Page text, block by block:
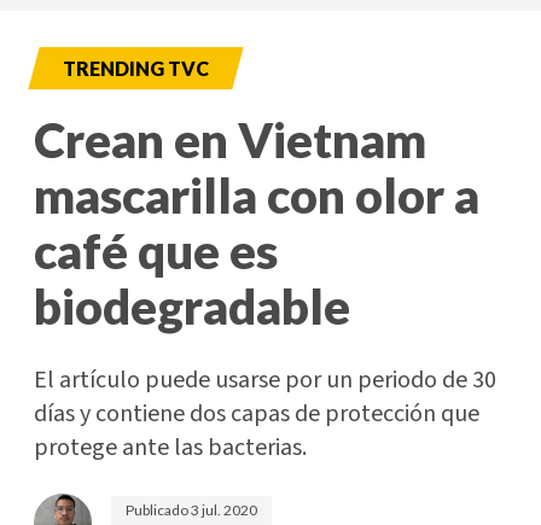
TRENDING TVC
Crean en Vietnam
mascarilla con olor a
café que es
biodegradable
El artículo puede usarse por un periodo de 30
días y contiene dos capas de protección que
protege ante las bacterias.
Publicado3 jul. 2020